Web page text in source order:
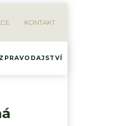
KONTAKT
ZPRAVODAJSTVÍ